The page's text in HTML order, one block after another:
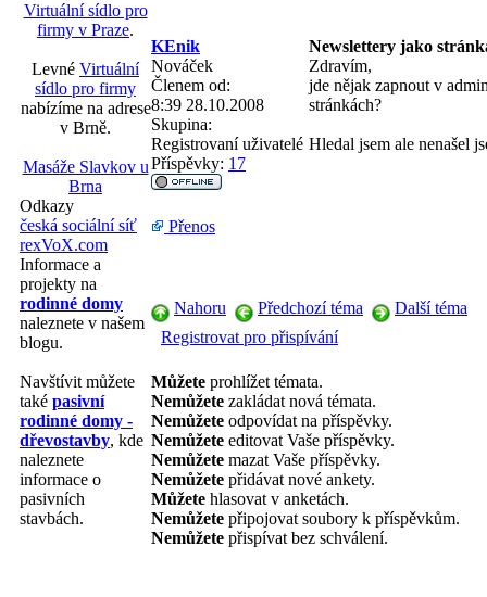
Virtuální sídlo pro
firmy v Praze.
Levné Virtuální
sídlo pro firmy
nabízíme na adrese
v Brně.
Masáže Slavkov u
Brna
Odkazy
česká sociální síť
rexVoX.com
Informace a
projekty na
rodinné domy
naleznete v našem
blogu.
Navštívit můžete
také pasivní
rodinné domy -
dřevostavby, kde
naleznete
informace o
pasivních
stavbách.
KEnik
Newslettery jako
Nováček
Členem od:
8:39 28.10.2008
Skupina:
Registrovaní uživatelé
Příspěvky: 17
Zdravím,
jde nějak zapnout v
stránkách?
Hledal jsem ale nenašel
Přenos
Nahoru Předchozí téma
Další téma
Registrovat pro přispívání
Můžete prohlížet témata.
Nemůžete zakládat nová témata.
Nemůžete odpovídat na příspěvky.
Nemůžete editovat Vaše příspěvky.
Nemůžete mazat Vaše příspěvky.
Nemůžete přidávat nové ankety.
Můžete hlasovat v anketách.
Nemůžete připojovat soubory k příspěvkům.
Nemůžete přispívat bez schválení.